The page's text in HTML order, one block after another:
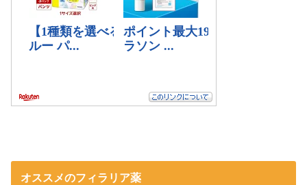
オススメのフィラリア薬